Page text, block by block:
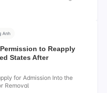
Anh
to Reapply
States After
for Admission Into the
Removal